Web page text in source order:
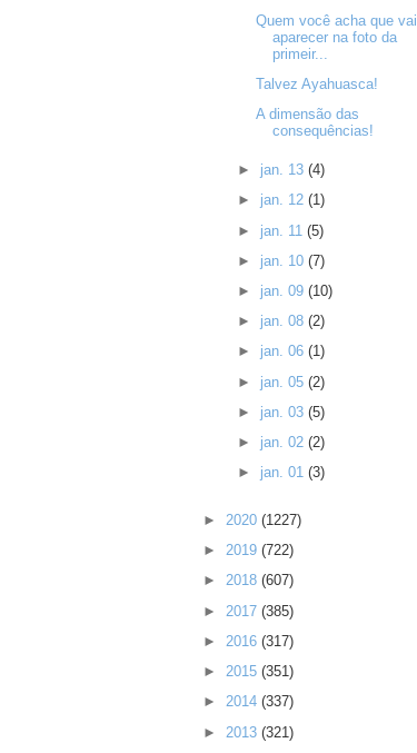
Quem você acha que vai
aparecer na foto da
primeir...
Talvez Ayahuasca!
A dimensão das
consequências!
► jan. 13 (4)
► jan. 12 (1)
► jan. 11 (5)
► jan. 10 (7)
► jan. 09 (10)
► jan. 08 (2)
► jan. 06 (1)
► jan. 05 (2)
► jan. 03 (5)
► jan. 02 (2)
► jan. 01 (3)
► 2020 (1227)
► 2019 (722)
► 2018 (607)
► 2017 (385)
► 2016 (317)
► 2015 (351)
► 2014 (337)
► 2013 (321)